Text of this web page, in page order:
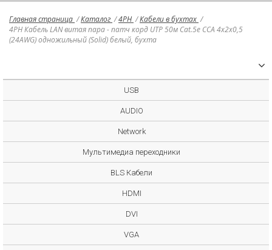
Главная страница /Каталог /4PH /Кабели в бухтах /
4PH Кабель LAN витая пара - патч корд UTP 50м Cat.5e CCA 4х2х0,5
(24AWG) одножильный (Solid) белый, бухта
USB
AUDIO
Network
Мультимедиа переходники
BLS Кабели
HDMI
DVI
VGA